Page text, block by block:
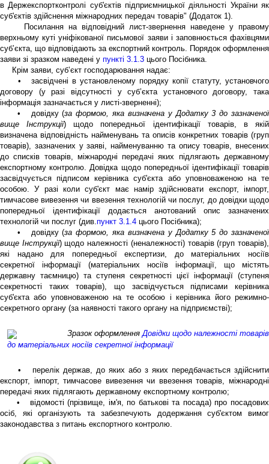
в Держекспортконтролі суб'єктів підприємницької діяльності України як
суб'єктів здійснення міжнародних передач товарів" (Додаток 1).
Посилання на відповідний лист-звернення наведене у правому
верхньому куті уніфікованої письмової заяви і заповнюється фахівцями
суб’єкта, що відповідають за експортний контроль. Порядок оформлення
заяви зі зразком наведені у пункті 3.1.3 цього Посібника.
Крім заяви, суб’єкт господарювання надає:
• засвідчені в установленому порядку копії статуту, установчого
договору (у разі відсутності у суб’єкта установчого договору, така
інформація зазначається у листі-зверненні);
• довідку (за формою, яка визначена у Додатку 3 до зазначеної
вище Інструкції) щодо попередньої ідентифікації товарів, в якій
визначена відповідність найменувань та описів конкретних товарів (груп
товарів), зазначених у заяві, найменуванню та опису товарів, внесених
до списків товарів, міжнародні передачі яких підлягають державному
експортному контролю. Довідка щодо попередньої ідентифікації товарів
засвідчується підписом керівника суб'єкта або уповноваженою на те
особою. У разі коли суб'єкт має намір здійснювати експорт, імпорт,
тимчасове вивезення чи ввезення технологій чи послуг, до довідки щодо
попередньої ідентифікації додається анотований опис зазначених
технологій чи послуг (див.пункт 3.1.4 цього Посібника);
• довідку (за формою, яка визначена у Додатку 5 до зазначеної
вище Інструкції) щодо належності (неналежності) товарів (груп товарів),
які надано для попередньої експертизи, до матеріальних носіїв
секретної інформації (матеріальних носіїв інформації, що містять
державну таємницю) та ступеня секретності цієї інформації (ступеня
секретності таких товарів), що засвідчується підписами керівника
суб'єкта або уповноваженою на те особою і керівника його режимно-
секретного органу (за наявності такого органу на підприємстві);
Зразок оформленняДовідки щодо належності товарів
до матеріальних носіїв секретної інформації
• перелік держав, до яких або з яких передбачається здійснити
експорт, імпорт, тимчасове вивезення чи ввезення товарів, міжнародні
передачі яких підлягають державному експортному контролю;
• відомості (прізвище, ім'я, по батькові та посада) про посадових
осіб, які організують та забезпечують додержання суб'єктом вимог
законодавства з питань експортного контролю.